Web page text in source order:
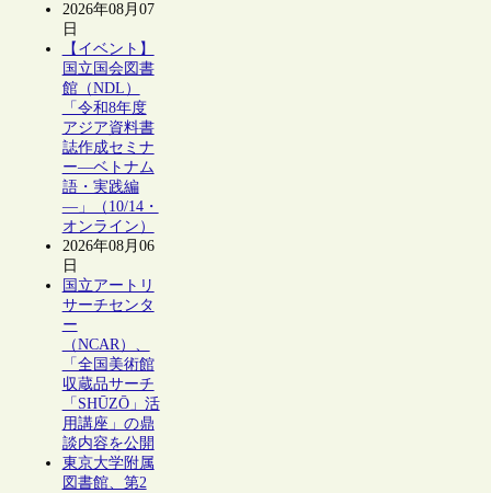
2026年08月07
日
【イベント】
国立国会図書
館（NDL）
「令和8年度
アジア資料書
誌作成セミナ
ー―ベトナム
語・実践編
―」（10/14・
オンライン）
2026年08月06
日
国立アートリ
サーチセンタ
ー
（NCAR）、
「全国美術館
収蔵品サーチ
「SHŪZŌ」活
用講座」の鼎
談内容を公開
東京大学附属
図書館、第2